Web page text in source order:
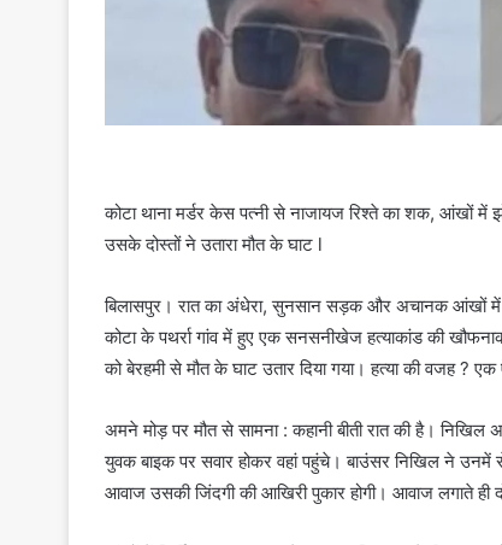
कोटा थाना मर्डर केस पत्नी से नाजायज रिश्ते का शक, आंखों में
उसके दोस्तों ने उतारा मौत के घाट l
बिलासपुर। रात का अंधेरा, सुनसान सड़क और अचानक आंखों में
कोटा के पथर्रा गांव में हुए एक सनसनीखेज हत्याकांड की
को बेरहमी से मौत के घाट उतार दिया गया। हत्या की वजह ?
अमने मोड़ पर मौत से सामना : कहानी बीती रात की है। निखिल
युवक बाइक पर सवार होकर वहां पहुंचे। बाउंसर निखिल ने
आवाज उसकी जिंदगी की आखिरी पुकार होगी। आवाज लगाते ही